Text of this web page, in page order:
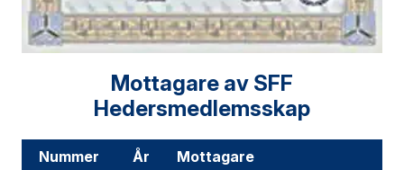
Mottagare av SFF
Hedersmedlemsskap
Nummer År
Mottagare